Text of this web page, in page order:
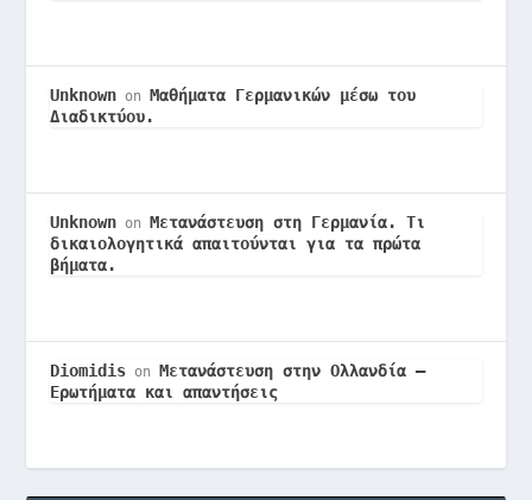
Unknown on Μαθήματα Γερμανικών μέσω του
Διαδικτύου.
Unknown on Μετανάστευση στη Γερμανία. Τι
δικαιολογητικά απαιτούνται για τα πρώτα
βήματα.
Diomidis on Μετανάστευση στην Ολλανδία –
Ερωτήματα και απαντήσεις